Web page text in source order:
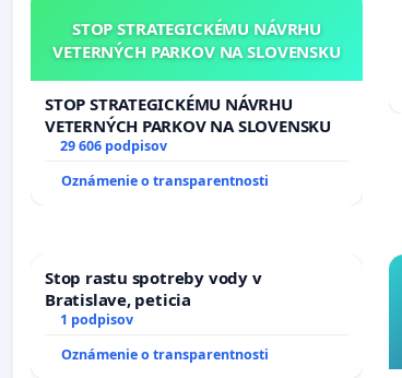
STOP STRATEGICKÉMU NÁVRHU
VETERNÝCH PARKOV NA SLOVENSKU
STOP STRATEGICKÉMU NÁVRHU
VETERNÝCH PARKOV NA SLOVENSKU
29 606 podpisov
Oznámenie o transparentnosti
Stop rastu spotreby vody v
Bratislave, peticia
1 podpisov
Oznámenie o transparentnosti